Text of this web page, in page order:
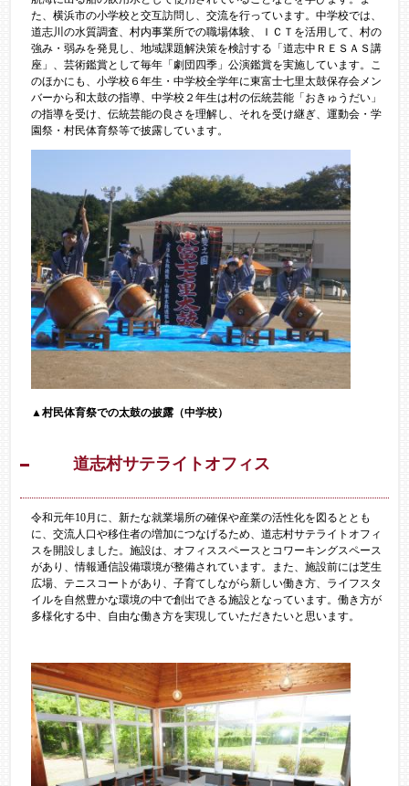
た、横浜市の小学校と交互訪問し、交流を行っています。中学校では、
道志川の水質調査、村内事業所での職場体験、ＩＣＴを活用して、村の
強み・弱みを発見し、地域課題解決策を検討する「道志中ＲＥＳＡＳ講
座」、芸術鑑賞として毎年「劇団四季」公演鑑賞を実施しています。こ
のほかにも、小学校６年生・中学校全学年に東富士七里太鼓保存会メン
バーから和太鼓の指導、中学校２年生は村の伝統芸能「おきゅうだい」
の指導を受け、伝統芸能の良さを理解し、それを受け継ぎ、運動会・学
園祭・村民体育祭等で披露しています。
▲村民体育祭での太鼓の披露（中学校）​
道志村サテライトオフィス
令和元年10月に、新たな就業場所の確保や産業の活性化を図るととも
に、交流人口や移住者の増加につなげるため、道志村サテライトオフィ
スを開設しました。施設は、オフィススペースとコワーキングスペース
があり、情報通信設備環境が整備されています。また、施設前には芝生
広場、テニスコートがあり、子育てしながら新しい働き方、ライフスタ
イルを自然豊かな環境の中で創出できる施設となっています。働き方が
多様化する中、自由な働き方を実現していただきたいと思います。